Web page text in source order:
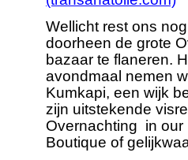
Wellicht rest ons
doorheen de grote
bazaar te flaneren.
avondmaal nemen
Kumkapi, een wijk
zijn uitstekende
Overnachting in our
Boutique of